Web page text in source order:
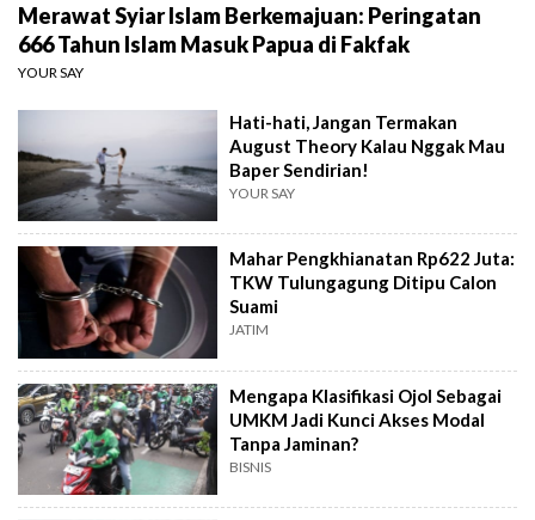
Merawat Syiar Islam Berkemajuan: Peringatan
666 Tahun Islam Masuk Papua di Fakfak
YOUR SAY
Hati-hati, Jangan Termakan
August Theory Kalau Nggak Mau
Baper Sendirian!
YOUR SAY
Mahar Pengkhianatan Rp622 Juta:
TKW Tulungagung Ditipu Calon
Suami
JATIM
Mengapa Klasifikasi Ojol Sebagai
UMKM Jadi Kunci Akses Modal
Tanpa Jaminan?
BISNIS